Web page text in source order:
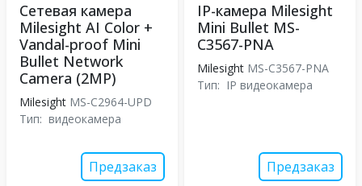
Сетевая камера
Milesight AI Color +
Vandal-proof Mini
Bullet Network
Camera (2MP)
Milesight MS-C2964-UPD
Тип: видеокамера
Предзаказ
IP-камера Milesight
Mini Bullet MS-
C3567-PNA
Milesight MS-C3567-PNA
Тип: IP видеокамера
Предзаказ